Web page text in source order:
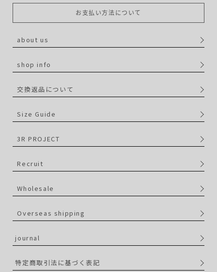
お支払い方法について
about us
shop info
交換返品について
Size Guide
3R PROJECT
Recruit
Wholesale
Overseas shipping
journal
特定商取引法に基づく表記